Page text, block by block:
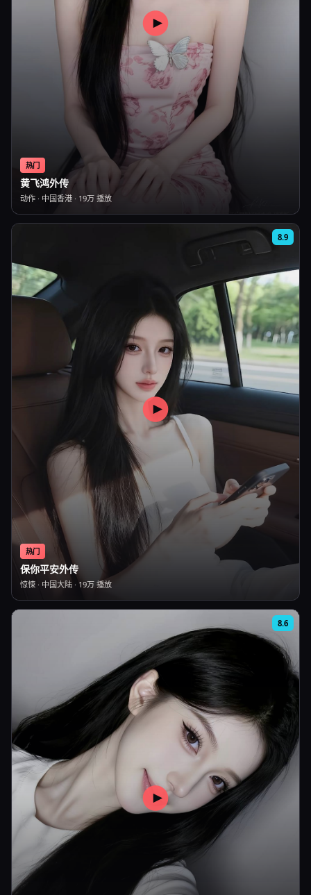
热门
黄飞鸿外传
动作 · 中国香港 · 19万 播放
8.9
热门
保你平安外传
惊悚 · 中国大陆 · 19万 播放
8.6